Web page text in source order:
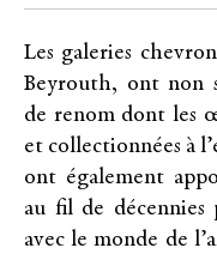
Les galeries
Beyrouth, ont non
de renom dont les
et collectionnées à
ont également
au fil de décennies
avec le monde de